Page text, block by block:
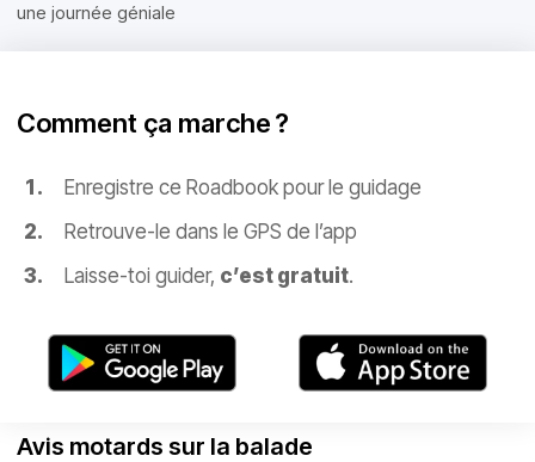
une journée géniale
Comment ça marche ?
Enregistre ce Roadbook pour le guidage
Retrouve-le dans le GPS de l’app
Laisse-toi guider, c’est gratuit.
Avis motards sur la balade